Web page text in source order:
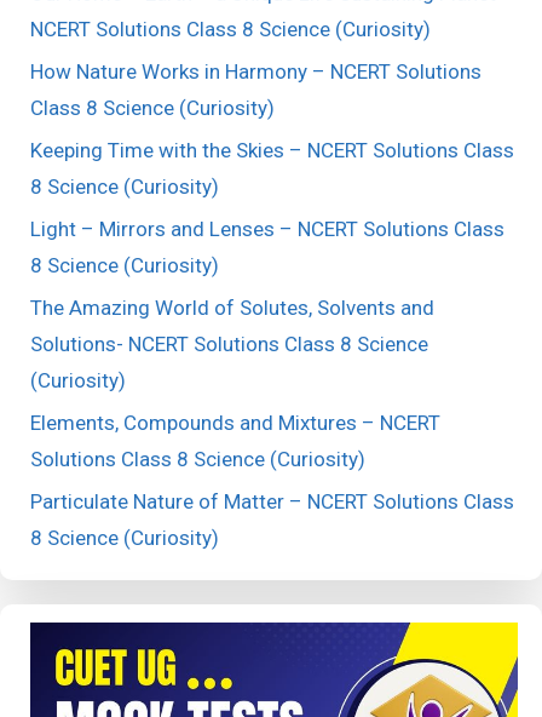
NCERT Solutions Class 8 Science (Curiosity)
How Nature Works in Harmony – NCERT Solutions
Class 8 Science (Curiosity)
Keeping Time with the Skies – NCERT Solutions Class
8 Science (Curiosity)
Light – Mirrors and Lenses – NCERT Solutions Class
8 Science (Curiosity)
The Amazing World of Solutes, Solvents and
Solutions- NCERT Solutions Class 8 Science
(Curiosity)
Elements, Compounds and Mixtures – NCERT
Solutions Class 8 Science (Curiosity)
Particulate Nature of Matter – NCERT Solutions Class
8 Science (Curiosity)